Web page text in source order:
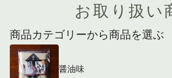
お取り扱い
商品カテゴリーから商品を選ぶ
醤油味